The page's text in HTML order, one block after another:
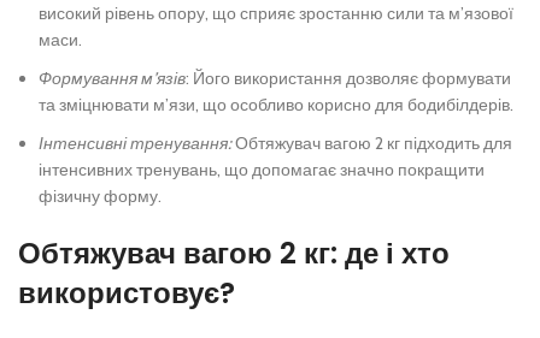
високий рівень опору, що сприяє зростанню сили та м’язової
маси.
Формування м’язів: Його використання дозволяє формувати
та зміцнювати м’язи, що особливо корисно для бодибілдерів.
Інтенсивні тренування:Обтяжувач вагою 2 кг підходить для
інтенсивних тренувань, що допомагає значно покращити
фізичну форму.
Обтяжувач вагою 2 кг: де і хто
використовує?